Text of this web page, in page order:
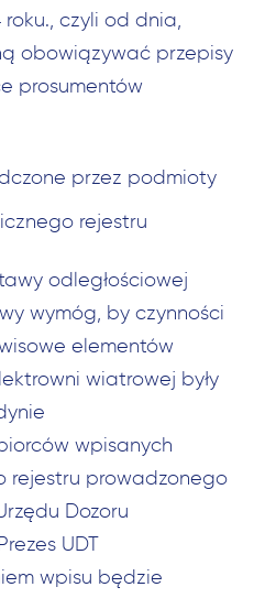
czyli od dnia,
obowiązywać przepisy
prosumentów
przez podmioty
rejestru
odległościowej
wymóg, by czynności
elementów
wiatrowej były
wpisanych
rejestru prowadzonego
Dozoru
UDT
wpisu będzie